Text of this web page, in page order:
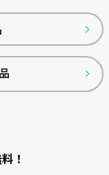
！
ップ
へ